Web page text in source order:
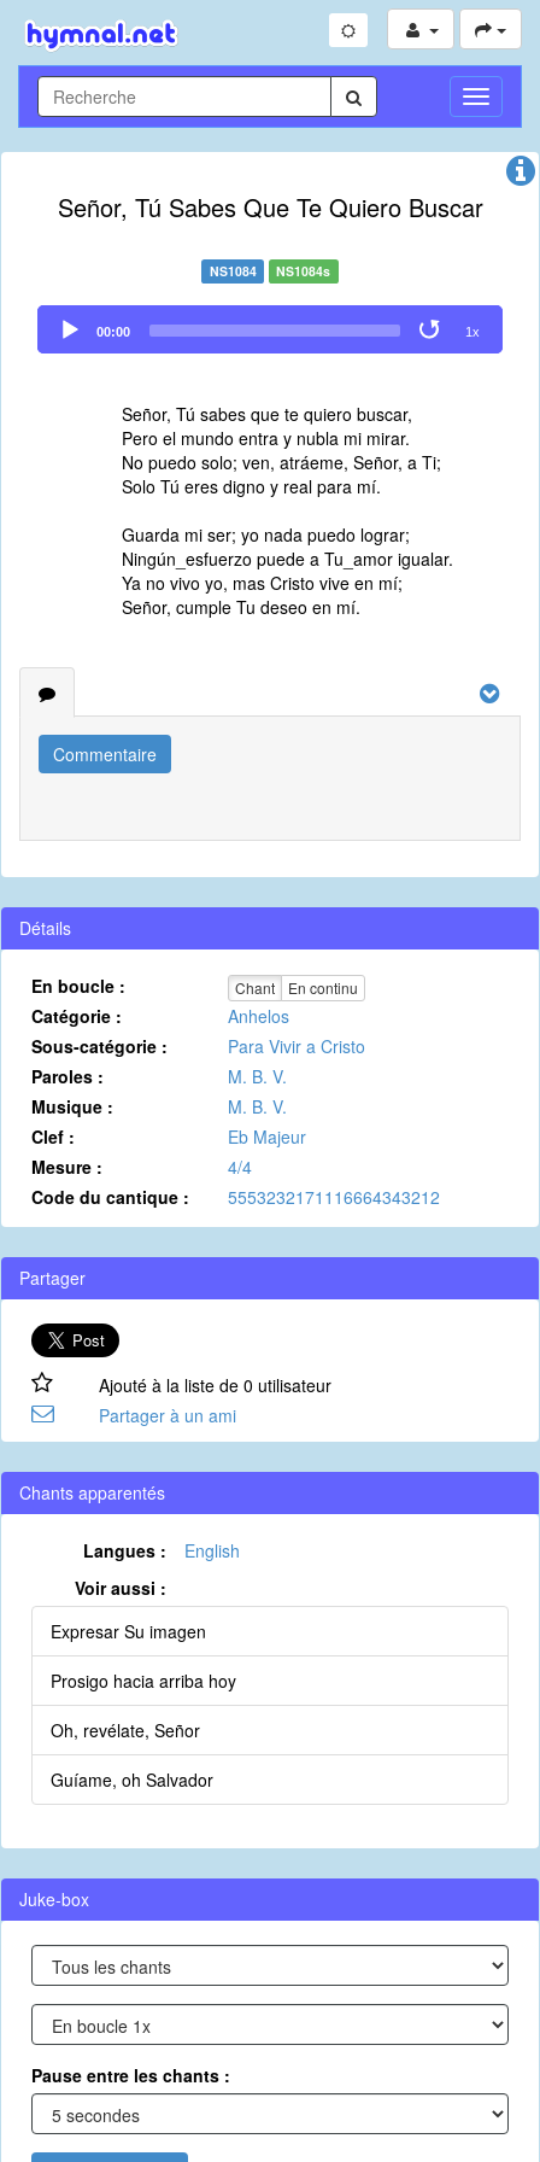
Toggle
Señor, Tú Sabes Que Te Quiero Buscar
NS1084 NS1084s
Audio
Player
00:00 1x
Señor, Tú sabes que te quiero buscar,
Pero el mundo entra y nubla mi mirar.
No puedo solo; ven, atráeme, Señor, a Ti;
Solo Tú eres digno y real para mí.
Guarda mi ser; yo nada puedo lograr;
Ningún_esfuerzo puede a Tu_amor igualar.
Ya no vivo yo, mas Cristo vive en mí;
Señor, cumple Tu deseo en mí.
Commentaire
Détails
En boucle : Chant En continu
Catégorie :
Anhelos
Sous-catégorie :
Para Vivir a Cristo
Paroles :
M. B. V.
Musique :
M. B. V.
Clef :
Eb Majeur
Mesure :
4/4
Code du cantique :
5553232171116664343212
Partager
Ajouté à la liste de 0 utilisateur
Partager à un ami
Chants apparentés
Langues :
English
Voir aussi :
Expresar Su imagen
Prosigo hacia arriba hoy
Oh, revélate, Señor
Guíame, oh Salvador
Juke-box
Pause entre les chants :